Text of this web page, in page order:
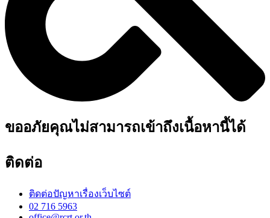
ขออภัยคุณไม่สามารถเข้าถึงเนื้อหานี้ได้
ติดต่อ
ติดต่อปัญหาเรื่องเว็บไซต์
02 716 5963